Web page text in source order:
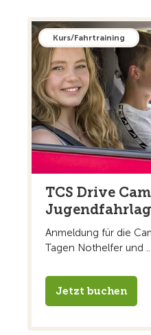
Kurs/Fahrtraining
TCS Drive
Anmeldung für die
Tagen Nothelfer und ...
Jetzt buchen